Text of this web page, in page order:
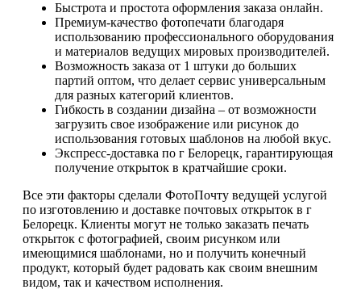
Быстрота и простота оформления заказа онлайн.
Премиум-качество фотопечати благодаря
использованию профессионального оборудования
и материалов ведущих мировых производителей.
Возможность заказа от 1 штуки до больших
партий оптом, что делает сервис универсальным
для разных категорий клиентов.
Гибкость в создании дизайна – от возможности
загрузить свое изображение или рисунок до
использования готовых шаблонов на любой вкус.
Экспресс-доставка по г Белорецк, гарантирующая
получение открыток в кратчайшие сроки.
Все эти факторы сделали ФотоПочту ведущей услугой
по изготовлению и доставке почтовых открыток в г
Белорецк. Клиенты могут не только заказать печать
открыток с фотографией, своим рисунком или
имеющимися шаблонами, но и получить конечный
продукт, который будет радовать как своим внешним
видом, так и качеством исполнения.